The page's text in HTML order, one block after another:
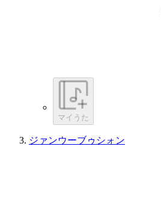
マイうた
ジァンウーブゥシォン